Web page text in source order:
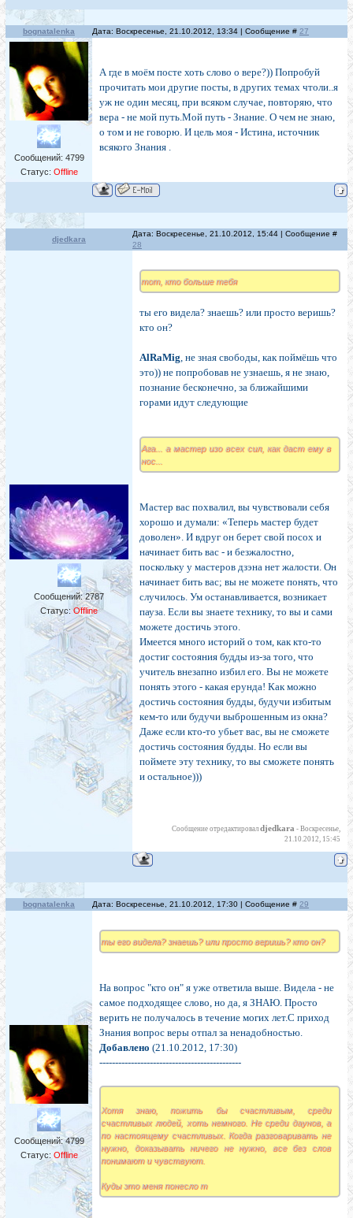
bognatalenka Дата: Воскресенье, 21.10.2012, 13:34 | Сообщение # 27
Сообщений: 4799
Статус: Offline
А где в моём посте хоть слово о вере?)) Попробуй
прочитать мои другие посты, в других темах чтоли..я
уж не один месяц, при всяком случае, повторяю, что
вера - не мой путь.Мой путь - Знание. О чем не знаю,
о том и не говорю. И цель моя - Истина, источник
всякого Знания .
djedkara
Дата: Воскресенье, 21.10.2012, 15:44 | Сообщение #
28
Сообщений:2787
Статус:Offline
тот, кто больше тебя
ты его видела? знаешь? или просто веришь?
кто он?
AlRaMig, не зная свободы, как поймёшь что
это)) не попробовав не узнаешь, я не знаю,
познание бесконечно, за ближайшими
горами идут следующие
Ага... а мастер изо всех сил, как даст ему в
нос...
Мастер вас похвалил, вы чувствовали себя
хорошо и думали: «Теперь мастер будет
доволен». И вдруг он берет свой посох и
начинает бить вас - и безжалостно,
поскольку у мастеров дзэна нет жалости. Он
начинает бить вас; вы не можете понять, что
случилось. Ум останавливается, возникает
пауза. Если вы знаете технику, то вы и сами
можете достичь этого.
Имеется много историй о том, как кто-то
достиг состояния будды из-за того, что
учитель внезапно избил его. Вы не можете
понять этого - какая ерунда! Как можно
достичь состояния будды, будучи избитым
кем-то или будучи выброшенным из окна?
Даже если кто-то убьет вас, вы не сможете
достичь состояния будды. Но если вы
поймете эту технику, то вы сможете понять
и остальное)))
Сообщение отредактировал djedkara - Воскресенье,
21.10.2012, 15:45
bognatalenka Дата: Воскресенье, 21.10.2012, 17:30 | Сообщение # 29
Сообщений:4799
Статус: Offline
ты его видела? знаешь? или просто веришь? кто он?
На вопрос "кто он" я уже ответила выше. Видела - не
самое подходящее слово, но да, я ЗНАЮ. Просто
верить не получалось в течение могих лет.С приход
Знания вопрос веры отпал за ненадобностью.
Добавлено (21.10.2012, 17:30)
---------------------------------------------
Хотя знаю, пожить бы счастливым, среди
счастливых людей, хоть немного. Не среди даунов, а
по настоящему счастливых. Когда разговаривать не
нужно, доказывать ничего не нужно, все без слов
понимают и чувствуют.
Куды это меня понесло т